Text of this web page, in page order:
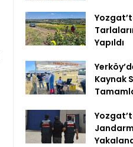
Yapıldı
Kaynak